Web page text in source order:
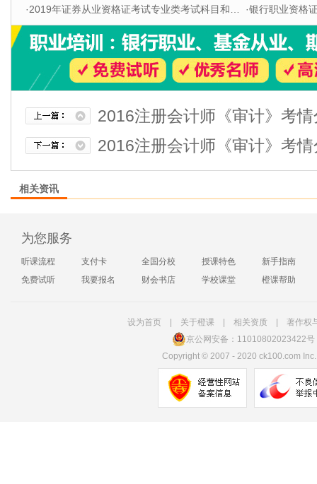
·2019年证券从业资格证考试专业类考试科目和题型 ·银行职业资格证
2016注册会计师《审计》考
2016注册会计师《审计》考
相关资讯
为您服务
听课流程 支付卡 全国分校 授课特色
新手指南
免费试听
我要报名 财会书店 学校课堂 橙课帮助
设为首页| 关于橙课| 相关资质
著作权
京公网安备：11010802023422号
Copyright ©2007 - 2020 ck100.com